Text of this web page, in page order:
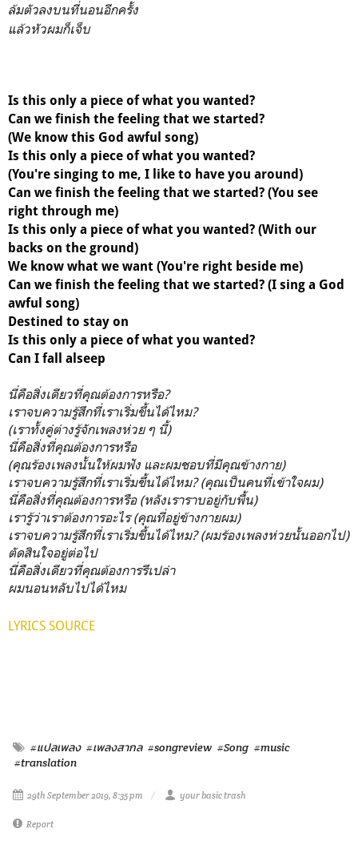
ล้มตัวลงบนที่นอนอีกครั้ง
แล้วหัวผมก็เจ็บ
Is this only a piece of what you wanted?
Can we finish the feeling that we started?
(We know this God awful song)
Is this only a piece of what you wanted?
(You're singing to me, I like to have you around)
Can we finish the feeling that we started? (You see
right through me)
Is this only a piece of what you wanted? (With our
backs on the ground)
We know what we want (You're right beside me)
Can we finish the feeling that we started? (I sing a God
awful song)
Destined to stay on
Is this only a piece of what you wanted?
Can I fall alseep
นี่คือสิ่งเดียวที่คุณต้องการหรือ?
เราจบความรู้สึกที่เราเริ่มขึ้นได้ไหม?
(เราทั้งคู่ต่างรู้จักเพลงห่วย ๆ นี้)
นี่คือสิ่งที่คุณต้องการหรือ
(คุณร้องเพลงนั้นให้ผมฟัง และผมชอบที่มีคุณข้างกาย)
เราจบความรู้สึกที่เราเริ่มขึ้นได้ไหม? (คุณเป็นคนที่เข้าใจผม)
นี่คือสิ่งที่คุณต้องการหรือ (หลังเราราบอยู่กับพื้น)
เรารู้ว่าเราต้องการอะไร (คุณที่อยู่ข้างกายผม)
เราจบความรู้สึกที่เราเริ่มขึ้นได้ไหม? (ผมร้องเพลงห่วยนั้นออกไป)
ตัดสินใจอยู่ต่อไป
นี่คือสิ่งเดียวที่คุณต้องการรึเปล่า
ผมนอนหลับไปได้ไหม
LYRICS SOURCE
#แปลเพลง #เพลงสากล #songreview #Song #music
#translation
29th September 2019, 8:35 pm your basic trash
Report